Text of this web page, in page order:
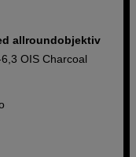
allroundobjektiv
OIS Charcoal